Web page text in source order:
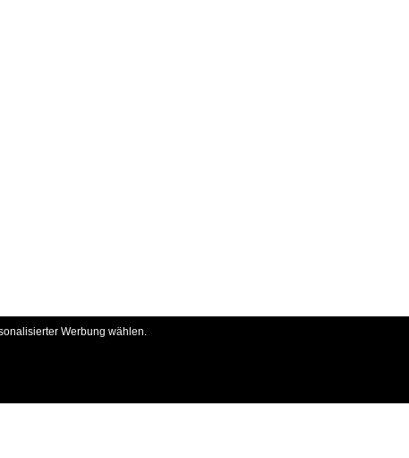
Werbung wählen.